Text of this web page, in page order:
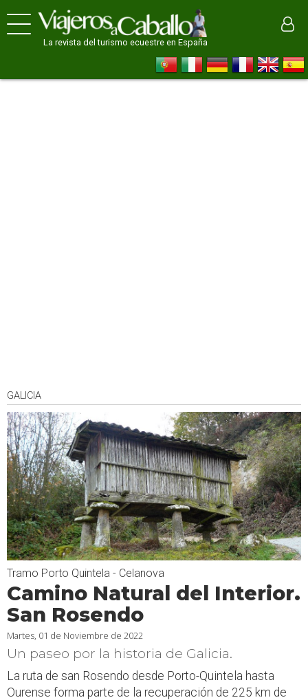
La revista del turismo ecuestre en España
GALICIA
Tramo Porto Quintela - Celanova
Camino Natural del Interior.
San Rosendo
Martes, 01 de Noviembre de 2022
Un paseo por la historia de Galicia.
La ruta de san Rosendo desde Porto-Quintela hasta
Ourense forma parte de la recuperación de 225 km de